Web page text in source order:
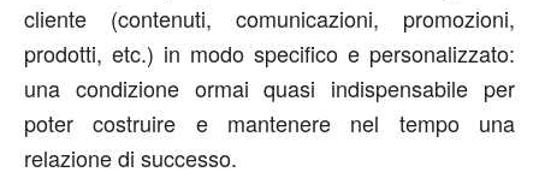
cliente (contenuti, comunicazioni, promozioni,
prodotti, etc.) in modo specifico e personalizzato:
una condizione ormai quasi indispensabile per
poter costruire e mantenere nel tempo una
relazione di successo.